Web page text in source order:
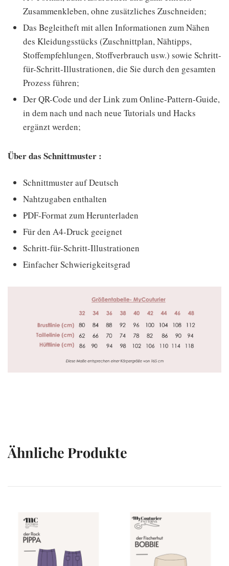
Zusammenkleben, ohne zusätzliches Zuschneiden;
Das Begleitheft mit allen Informationen zum Nähen
des Kleidungsstücks (Zuschnittplan, Nähtipps,
Stoffempfehlungen, Stoffverbrauch usw.) sowie Schritt-
für-Schritt-Illustrationen, die Sie durch den gesamten
Prozess führen;
Der QR-Code und der Link zum Online-Pattern-Guide,
in dem nach und nach neue Tutorials und Hacks
ergänzt werden;
Über das Schnittmuster :
Schnittmuster auf Deutsch
Nahtzugaben enthalten
PDF-Format zum Herunterladen
Für den A4-Druck geeignet
Schritt-für-Schritt-Illustrationen
Einfacher Schwierigkeitsgrad
Ähnliche Produkte
VENTES À 2€ VENTES À 2€